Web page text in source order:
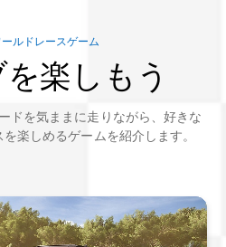
ルドレースゲーム
を楽しもう
ドを気ままに走りながら、好きな
楽しめるゲームを紹介します。